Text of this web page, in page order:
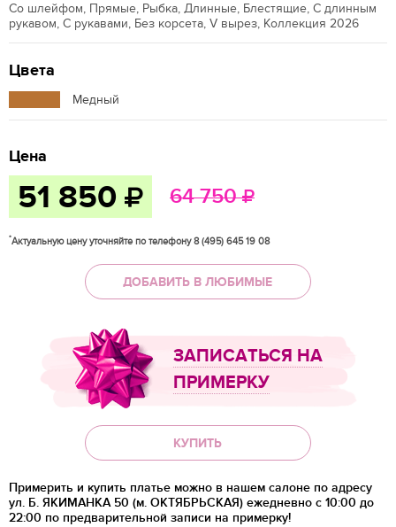
Со шлейфом, Прямые, Рыбка, Длинные, Блестящие, С длинным
рукавом, С рукавами, Без корсета, V вырез, Коллекция 2026
Цвета
Медный
Цена
51 850 64 750
*Актуальную цену уточняйте по телефону 8 (495) 645 19 08
ДОБАВИТЬ В ЛЮБИМЫЕ
ЗАПИСАТЬСЯ НА
ПРИМЕРКУ
КУПИТЬ
Примерить и купить платье можно в нашем салоне по адресу
ул. Б. ЯКИМАНКА 50 (м. ОКТЯБРЬСКАЯ) ежедневно с 10:00 до
22:00 по предварительной записи на примерку!